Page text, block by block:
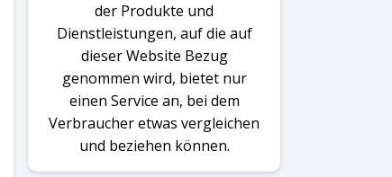
der Produkte und
Dienstleistungen, auf die auf
dieser Website Bezug
genommen wird, bietet nur
einen Service an, bei dem
Verbraucher etwas vergleichen
und beziehen können.